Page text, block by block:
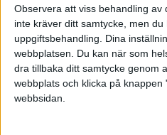
Observera att viss behandling
inte kräver ditt samtycke, men
uppgiftsbehandling. Dina
webbplatsen. Du kan när som
dra tillbaka ditt samtycke genom
webbplats och klicka på
webbsidan.
Låta inkassoräkningar gå till
Svar i Finansiering, Riskkapital
Hjälp med momsnolltällning
Svar
i Bokföring forum, Skatter